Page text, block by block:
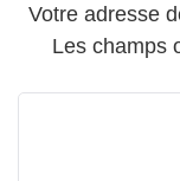
Votre adresse
Les champs